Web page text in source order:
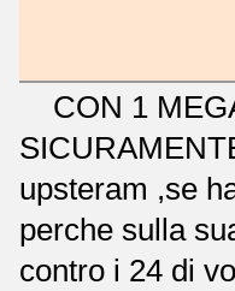
CON 1
upsteram ,se
perche sulla
contro i 24 di